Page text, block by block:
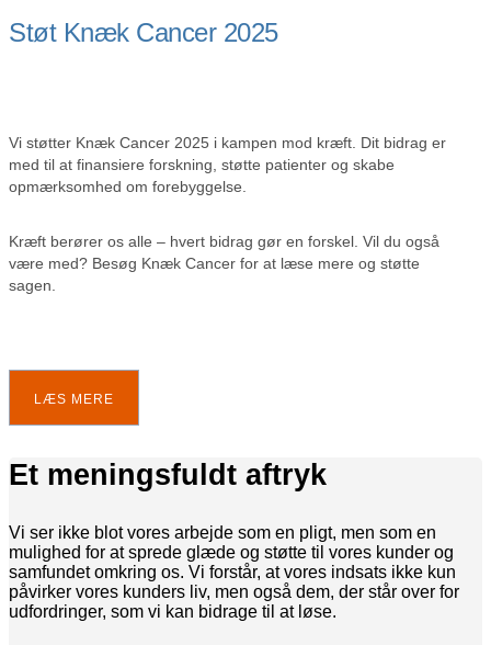
Støt Knæk Cancer 2025
Vi støtter Knæk Cancer 2025 i kampen mod kræft. Dit bidrag er
med til at finansiere forskning, støtte patienter og skabe
opmærksomhed om forebyggelse.
Kræft berører os alle – hvert bidrag gør en forskel. Vil du også
være med? Besøg Knæk Cancer for at læse mere og støtte
sagen.
LÆS MERE
Et meningsfuldt aftryk
Vi ser ikke blot vores arbejde som en pligt, men som en
mulighed for at sprede glæde og støtte til vores kunder og
samfundet omkring os. Vi forstår, at vores indsats ikke kun
påvirker vores kunders liv, men også dem, der står over for
udfordringer, som vi kan bidrage til at løse.